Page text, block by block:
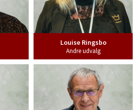
Louise Ringsbo
Andre udvalg